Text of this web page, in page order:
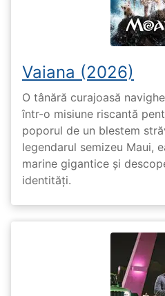
Vaiana (2026)
O tânără curajoasă
într-o misiune riscantă
poporul de un blestem
legendarul semizeu Maui,
marine gigantice și
identități.